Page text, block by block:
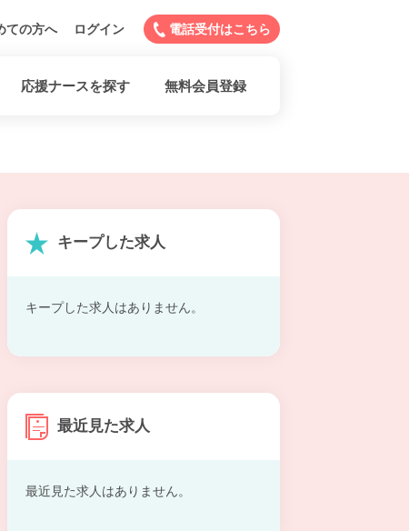
ての方へ ログイン 電話受付はこちら
応援ナースを探す 無料会員登録
キープした求人
キープした求人はありません。
最近見た求人
最近見た求人はありません。